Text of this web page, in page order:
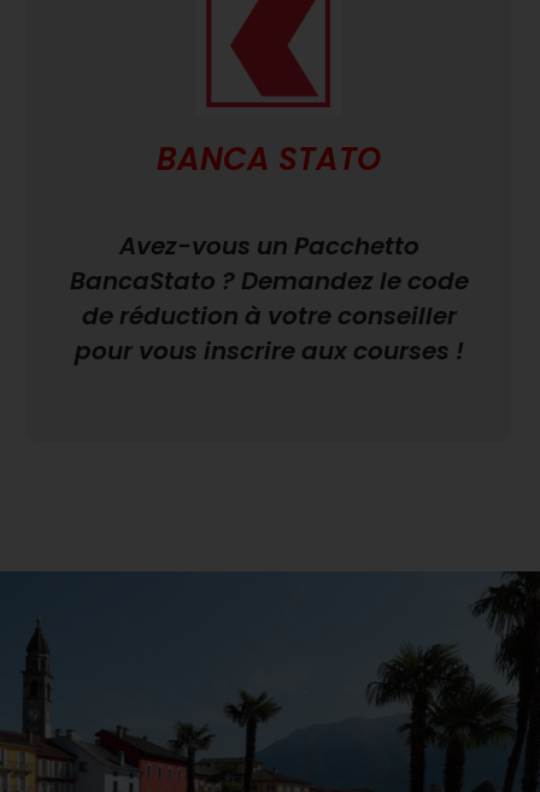
BANCA STATO
Avez-vous un Pacchetto
BancaStato ? Demandez le code
de réduction à votre conseiller
pour vous inscrire aux courses !